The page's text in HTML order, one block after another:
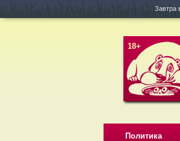
Завтра
18+
Политика